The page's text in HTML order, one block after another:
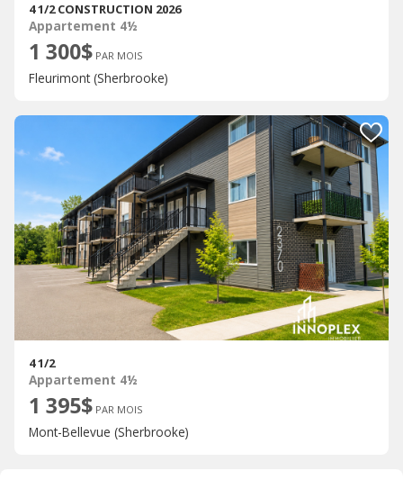
4 1/2 CONSTRUCTION 2026
Appartement 4½
1 300$ PAR MOIS
Fleurimont (Sherbrooke)
4 1/2
Appartement 4½
1 395$ PAR MOIS
Mont-Bellevue (Sherbrooke)